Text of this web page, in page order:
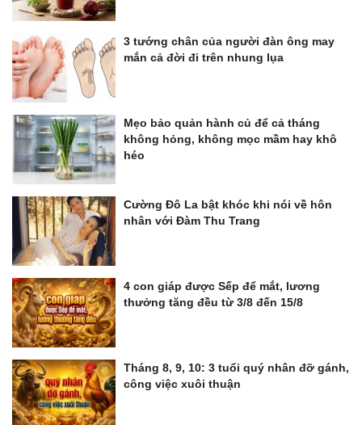
3 tướng chân của người đàn ông may
mắn cả đời đi trên nhung lụa
Mẹo bảo quản hành củ để cả tháng
không hỏng, không mọc mầm hay khô
héo
Cường Đô La bật khóc khi nói về hôn
nhân với Đàm Thu Trang
4 con giáp được Sếp để mắt, lương
thưởng tăng đều từ 3/8 đến 15/8
Tháng 8, 9, 10: 3 tuổi quý nhân đỡ gánh,
công việc xuôi thuận